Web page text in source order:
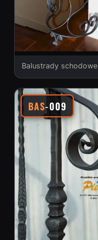
Balustrady schodowe
BAS-009